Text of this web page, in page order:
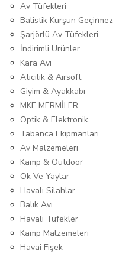
Av Tüfekleri
Balistik Kurşun Geçirmez
Şarjörlü Av Tüfekleri
İndirimli Ürünler
Kara Avı
Atıcılık & Airsoft
Giyim & Ayakkabı
MKE MERMİLER
Optik & Elektronik
Tabanca Ekipmanları
Av Malzemeleri
Kamp & Outdoor
Ok Ve Yaylar
Havalı Silahlar
Balık Avı
Havalı Tüfekler
Kamp Malzemeleri
Havai Fişek